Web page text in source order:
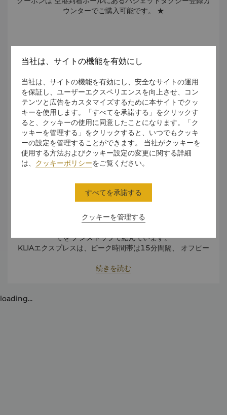
ウンターでご購入可能です。 ★
KLIAエクスプレス特急も ご利用いただけます。所要時間わず
でを ノンストップで結んでいます。
KLIAエクスプレスは、ピーク時間帯は15分間隔、 オフピー
5時～午前1時です。KLIAエクスプレスの片道運賃は 約55マ
クシー クーポンはKLセントラル駅到着ホールにある登録カウ
続きを読む
loading...
当社は、サイトの機能を有効にし
当社は、サイトの機能を有効にし、安全なサイトの運用
を保証し、ユーザーエクスペリエンスを向上させ、コン
テンツと広告をカスタマイズするために本サイトでクッ
キーを使用します。「すべてを承諾する」をクリックす
ると、クッキーの使用に同意したことになります。「ク
ッキーを管理する」をクリックすると、いつでもクッキ
ーの設定を管理することができます。 当社がクッキーを
使用する方法およびクッキー設定の変更に関する詳細
は、 クッキーポリシーをご覧ください。
クッキーを管理する
すべてを承諾する